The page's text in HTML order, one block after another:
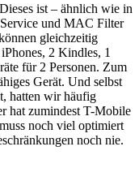
ist – ähnlich wie in
und MAC Filter
gleichzeitig
2 Kindles, 1
für 2 Personen. Zum
Gerät. Und selbst
hatten wir häufig
hat zumindest T-Mobile
noch viel optimiert
noch nie.